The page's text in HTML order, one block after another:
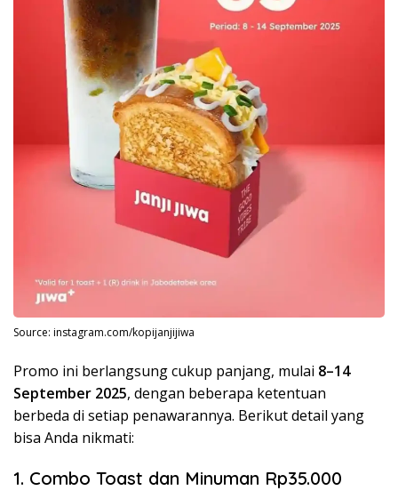
Source: instagram.com/kopijanjijiwa
Promo ini berlangsung cukup panjang, mulai 8–14
September 2025, dengan beberapa ketentuan
berbeda di setiap penawarannya. Berikut detail yang
bisa Anda nikmati:
1. Combo Toast dan Minuman Rp35.000